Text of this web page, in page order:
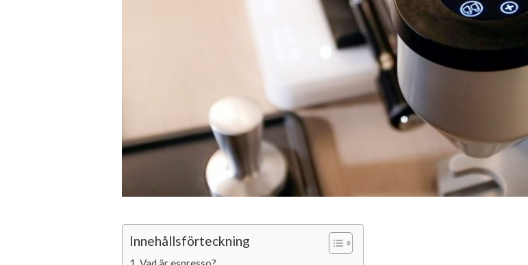
Innehållsförteckning